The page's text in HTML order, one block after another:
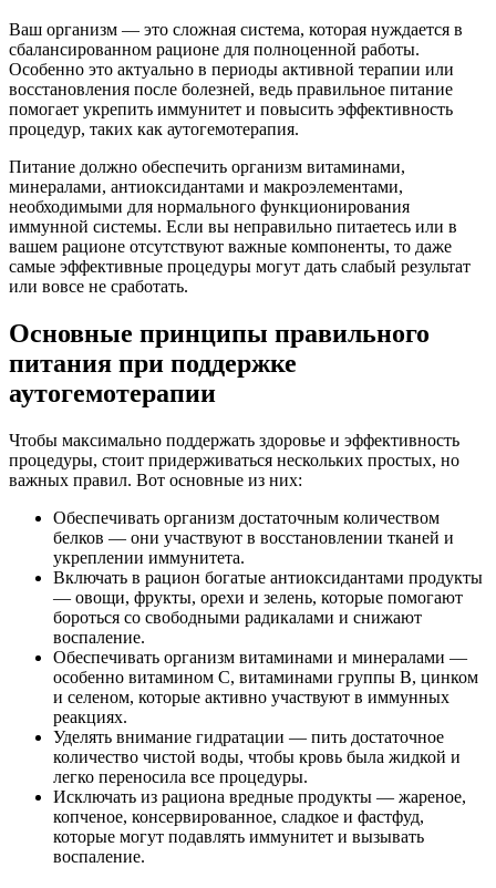
Ваш организм — это сложная система, которая нуждается в
сбалансированном рационе для полноценной работы.
Особенно это актуально в периоды активной терапии или
восстановления после болезней, ведь правильное питание
помогает укрепить иммунитет и повысить эффективность
процедур, таких как аутогемотерапия.
Питание должно обеспечить организм витаминами,
минералами, антиоксидантами и макроэлементами,
необходимыми для нормального функционирования
иммунной системы. Если вы неправильно питаетесь или в
вашем рационе отсутствуют важные компоненты, то даже
самые эффективные процедуры могут дать слабый результат
или вовсе не сработать.
Основные принципы правильного
питания при поддержке
аутогемотерапии
Чтобы максимально поддержать здоровье и эффективность
процедуры, стоит придерживаться нескольких простых, но
важных правил. Вот основные из них:
Обеспечивать организм достаточным количеством
белков — они участвуют в восстановлении тканей и
укреплении иммунитета.
Включать в рацион богатые антиоксидантами продукты
— овощи, фрукты, орехи и зелень, которые помогают
бороться со свободными радикалами и снижают
воспаление.
Обеспечивать организм витаминами и минералами —
особенно витамином C, витаминами группы B, цинком
и селеном, которые активно участвуют в иммунных
реакциях.
Уделять внимание гидратации — пить достаточное
количество чистой воды, чтобы кровь была жидкой и
легко переносила все процедуры.
Исключать из рациона вредные продукты — жареное,
копченое, консервированное, сладкое и фастфуд,
которые могут подавлять иммунитет и вызывать
воспаление.